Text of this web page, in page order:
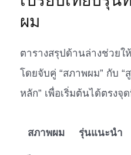
ผม
ตารางสรุปด้านล่างช่วยใ
โดยจับคู่ “สภาพผม” กับ “
หลัก” เพื่อเริ่มต้นได้ตรงจุ
สภาพผม รุ่นแนะนำ